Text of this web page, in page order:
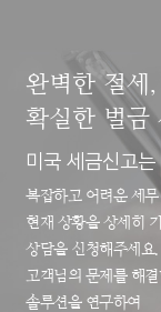
완벽한 절세,
확실한 벌금
미국 세금신고는
복잡하고 어려운 세
현재 상황을 상세히
상담을 신청해주세요.
고객님의 문제를 해
솔루션을 연구하여